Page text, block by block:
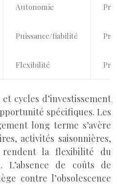
Autonomie
Puissance/fiabilité
Flexibilité
cycles d’investissement
spécifiques. Les
long terme s’avère
activités saisonnières,
rendent la flexibilité du
L’absence de coûts de
contre l’obsolescence